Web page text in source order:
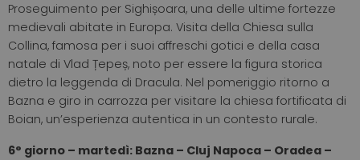
Proseguimento per Sighișoara, una delle ultime fortezze
medievali abitate in Europa. Visita della Chiesa sulla
Collina, famosa per i suoi affreschi gotici e della casa
natale di Vlad Țepeș, noto per essere la figura storica
dietro la leggenda di Dracula. Nel pomeriggio ritorno a
Bazna e giro in carrozza per visitare la chiesa fortificata di
Boian, un’esperienza autentica in un contesto rurale.
6° giorno – martedì: Bazna – Cluj Napoca – Oradea –